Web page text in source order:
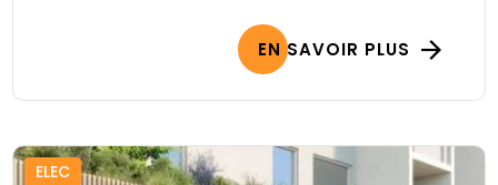
EN SAVOIR PLUS
ELEC